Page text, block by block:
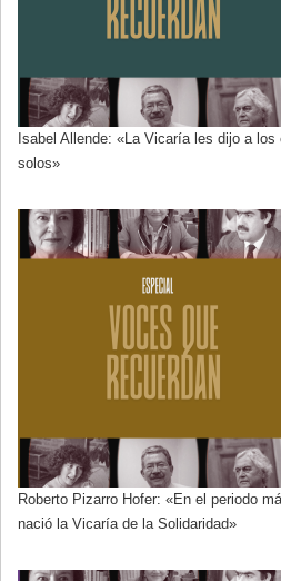
Isabel Allende: «La Vicaría les dijo a
solos»
Roberto Pizarro Hofer: «En el periodo
nació la Vicaría de la Solidaridad»